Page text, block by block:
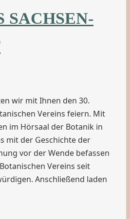
SACHSEN-
wir mit Ihnen den 30.
Vereins feiern. Mit
im Hörsaal der Botanik in
mit der Geschichte der
vor der Wende befassen
Vereins seit
Anschließend laden